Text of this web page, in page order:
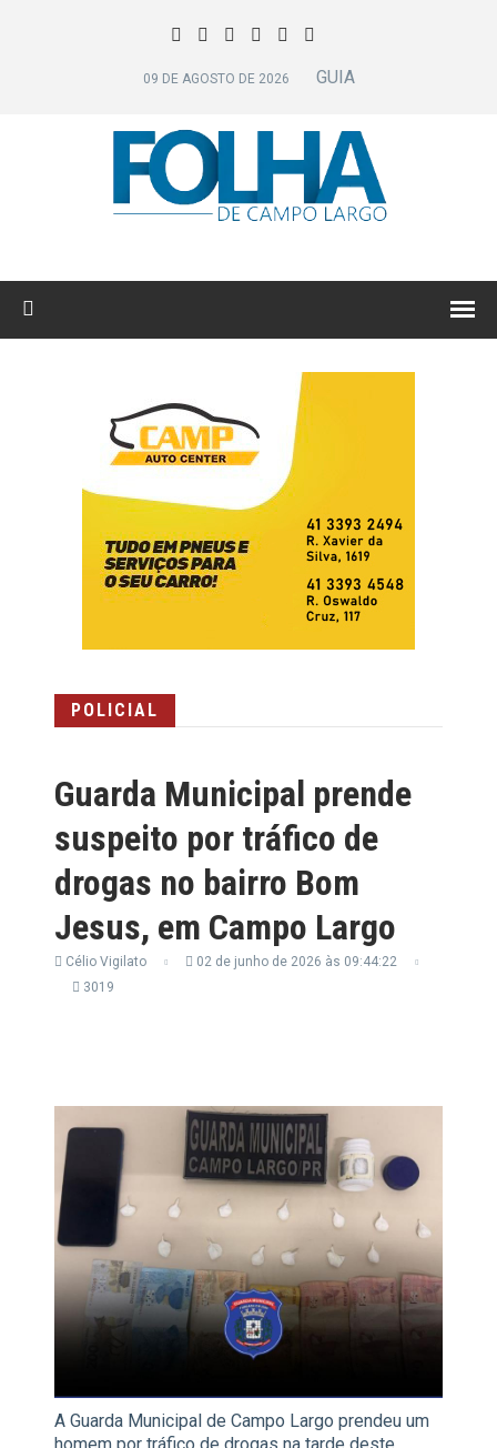
09 DE AGOSTO DE 2026 GUIA
POLICIAL
Guarda Municipal prende
suspeito por tráfico de
drogas no bairro Bom
Jesus, em Campo Largo
Célio Vigilato
02 de junho de 2026 às 09:44:22
3019
A Guarda Municipal de Campo Largo prendeu um
homem por tráfico de drogas na tarde deste